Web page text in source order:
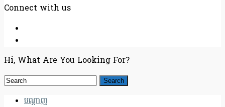
Connect with us
Hi, What Are You Looking For?
បណ្តាញ